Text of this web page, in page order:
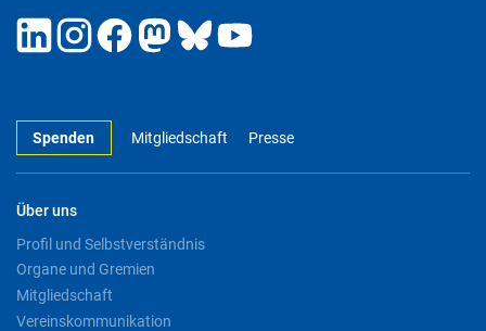
Spenden Mitgliedschaft Presse
Über uns
Profil und Selbstverständnis
Organe und Gremien
Mitgliedschaft
Vereinskommunikation